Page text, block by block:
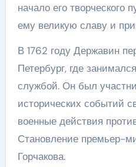
начало его творческого
ему великую славу и
В 1762 году Державин
Петербург, где
службой. Он был
исторических событий
военные действия
Становление премьер-
Горчакова.